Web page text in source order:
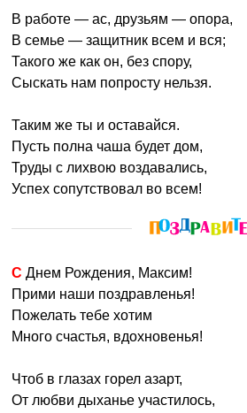
В работе — ас, друзьям — опора,
В семье — защитник всем и вся;
Такого же как он, без спору,
Сыскать нам попросту нельзя.
Таким же ты и оставайся.
Пусть полна чаша будет дом,
Труды с лихвою воздавались,
Успех сопутствовал во всем!
С Днем Рождения, Максим!
Прими наши поздравленья!
Пожелать тебе хотим
Много счастья, вдохновенья!
Чтоб в глазах горел азарт,
От любви дыханье участилось,